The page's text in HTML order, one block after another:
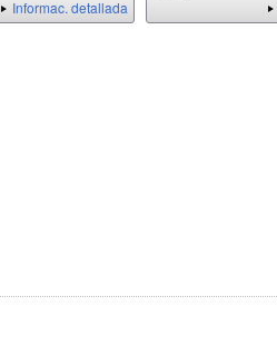
Informac. detallada